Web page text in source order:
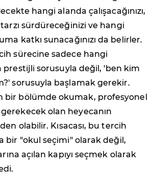
hangi alanda çalışacağınızı,
sürdüreceğinizi ve hangi
katkı sunacağınızı da belirler.
sürecine sadece hangi
prestijli sorusuyla değil, 'ben kim
sorusuyla başlamak gerekir.
bir bölümde okumak, profesyonel
olan heyecanın
olabilir. Kısacası, bu tercih
bir "okul seçimi" olarak değil,
açılan kapıyı seçmek olarak